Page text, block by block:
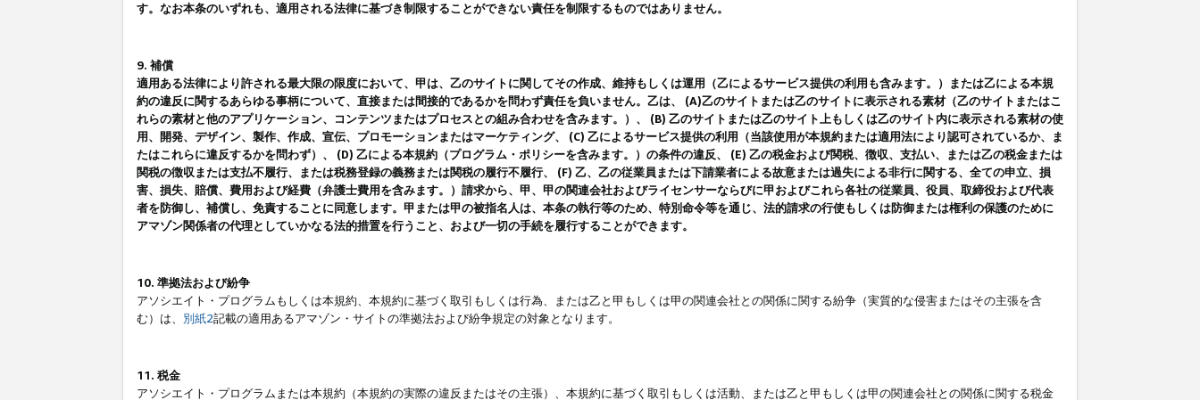
す。なお本条のいずれも、適用される法律に基づき制限することができない責任を制限するものではありません。
9. 補償
適用ある法律により許される最大限の限度において、甲は、乙のサイトに関してその作成、維持もしくは運用（乙によるサービス提供の利用も含みます。）または乙による本規
約の違反に関するあらゆる事柄について、直接または間接的であるかを問わず責任を負いません。乙は、 (A)乙のサイトまたは乙のサイトに表示される素材（乙のサイトまたはこ
れらの素材と他のアプリケーション、コンテンツまたはプロセスとの組み合わせを含みます。）、 (B) 乙のサイトまたは乙のサイト上もしくは乙のサイト内に表示される素材の使
用、開発、デザイン、製作、作成、宣伝、プロモーションまたはマーケティング、 (C) 乙によるサービス提供の利用（当該使用が本規約または適用法により認可されているか、ま
たはこれらに違反するかを問わず）、 (D) 乙による本規約（プログラム・ポリシーを含みます。）の条件の違反、 (E) 乙の税金および関税、徴収、支払い、または乙の税金または
関税の徴収または支払不履行、または税務登録の義務または関税の履行不履行、 (F) 乙、乙の従業員または下請業者による故意または過失による非行に関する、全ての申立、損
害、損失、賠償、費用および経費（弁護士費用を含みます。）請求から、甲、甲の関連会社およびライセンサーならびに甲およびこれら各社の従業員、役員、取締役および代表
者を防御し、補償し、免責することに同意します。甲または甲の被指名人は、本条の執行等のため、特別命令等を通じ、法的請求の行使もしくは防御または権利の保護のために
アマゾン関係者の代理としていかなる法的措置を行うこと、および一切の手続を履行することができます。
10. 準拠法および紛争
アソシエイト・プログラムもしくは本規約、本規約に基づく取引もしくは行為、または乙と甲もしくは甲の関連会社との関係に関する紛争（実質的な侵害またはその主張を含
む）は、 別紙2記載の適用あるアマゾン・サイトの準拠法および紛争規定の対象となります。
11. 税金
アソシエイト・プログラムまたは本規約（本規約の実際の違反またはその主張）、本規約に基づく取引もしくは活動、または乙と甲もしくは甲の関連会社との関係に関する税金